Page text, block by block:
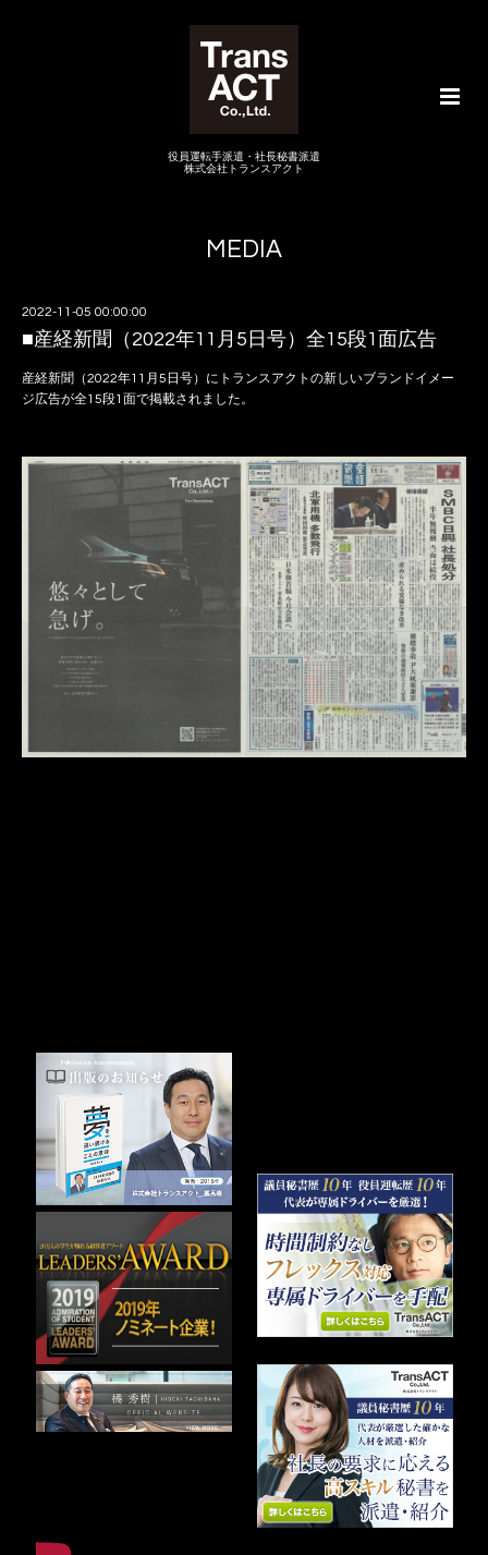
役員運転手派遣・社長秘書派遣
株式会社トランスアクト
MEDIA
2022-11-05 00:00:00
■産経新聞（2022年11月5日号）全15段1面広告
産経新聞（2022年11月5日号）にトランスアクトの新しいブランドイメー
ジ広告が全15段1面で掲載されました。